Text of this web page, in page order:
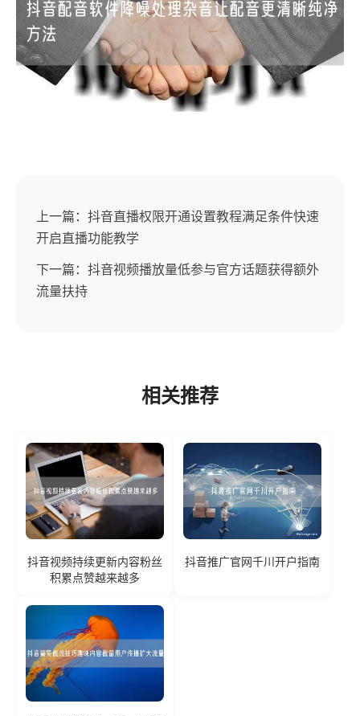
上一篇：抖音直播权限开通设置教程满足条件快速
开启直播功能教学
下一篇：抖音视频播放量低参与官方话题获得额外
流量扶持
相关推荐
抖音视频持续更新内容粉丝
积累点赞越来越多
抖音推广官网千川开户指南